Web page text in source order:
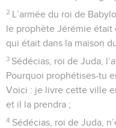
2 L’armée du roi de
le prophète Jérémie était
qui était dans la maison
3 Sédécias, roi de Juda,
Pourquoi prophétises-tu
Voici : je livre cette ville
et il la prendra ;
4 Sédécias, roi de Juda,